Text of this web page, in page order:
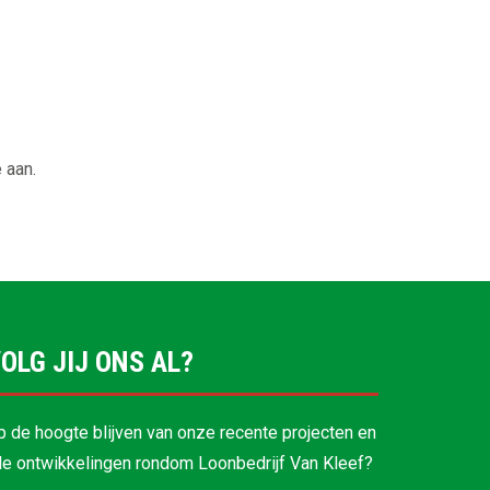
JIJ ONS AL?
de hoogte blijven van onze recente projecten en
ontwikkelingen rondom Loonbedrijf Van Kleef?